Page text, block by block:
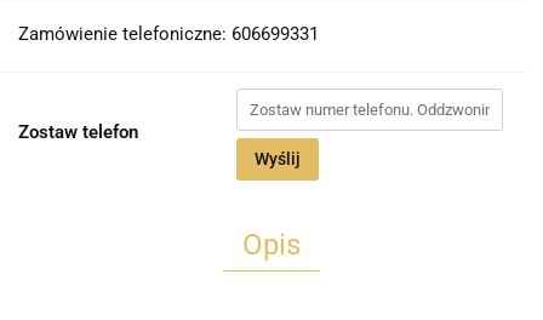
Zamówienie telefoniczne: 606699331
Zostaw telefon
Wyślij
Opis